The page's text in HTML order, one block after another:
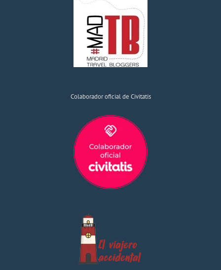
Colaborador oficial de Civitatis